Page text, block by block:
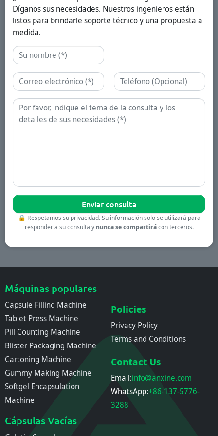
Díganos sus necesidades. Nuestros ingenieros están
listos para brindarle soporte técnico y una propuesta a
medida.
Nombre
Correo electrónico Teléfono
Consulta
🔒 Respetamos su privacidad. Su información solo se utilizará para
responder a su consulta y nunca se compartirácon terceros.
Máquinas populares
Capsule Filling Machine
Tablet Press Machine
Pill Counting Machine
Blister Packaging Machine
Cartoning Machine
Gummy Making Machine
Softgel Encapsulation
Machine
Cápsulas Vacías
Policies
Privacy Policy
Terms and Conditions
Contact Us
Email:info@anxine.com
WhatsApp:+86-137-5776-
3288